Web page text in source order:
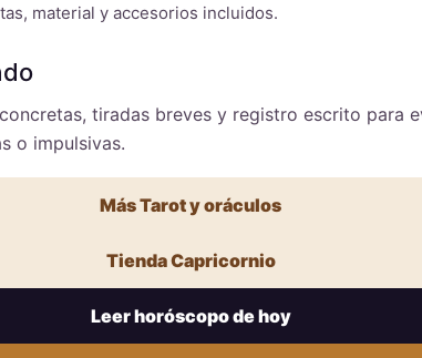
material y accesorios incluidos.
tiradas breves y registro escrito para
o impulsivas.
Más Tarot y oráculos
Tienda Capricornio
Leer horóscopo de hoy